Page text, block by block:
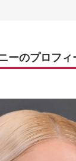
ーのプロフィ